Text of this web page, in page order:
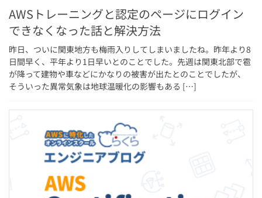
AWSトレーニングと認定のページにログイン
できなくなった話と解決方法
昨日、ついに関東地方も梅雨入りしてしまいましたね。昨年より8
日間早く、平年より1日早いとのことでした。先週は関東北部で雹
が降って建物や車などにかなりの被害が出たとのことでしたが、
そういった異常気象は地球温暖化の影響もある […]